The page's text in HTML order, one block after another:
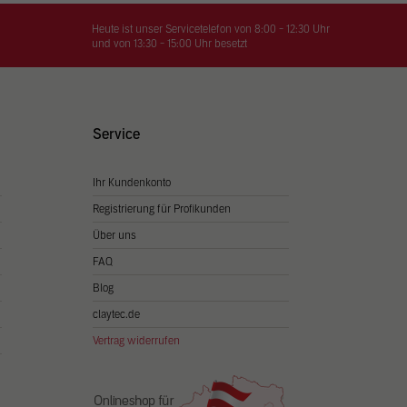
Heute ist unser Servicetelefon von 8:00 - 12:30 Uhr
und von 13:30 - 15:00 Uhr besetzt
Service
Ihr Kundenkonto
Registrierung für Profikunden
Über uns
FAQ
Blog
claytec.de
Vertrag widerrufen
Sie